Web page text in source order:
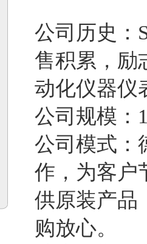
公司历史：
售积累，励
动化仪器仪
公司规模：
公司模式：
作，为客户
供原装产品
购放心。